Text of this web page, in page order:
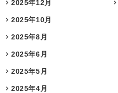
2025年12月
2025年10月
2025年8月
2025年6月
2025年5月
2025年4月